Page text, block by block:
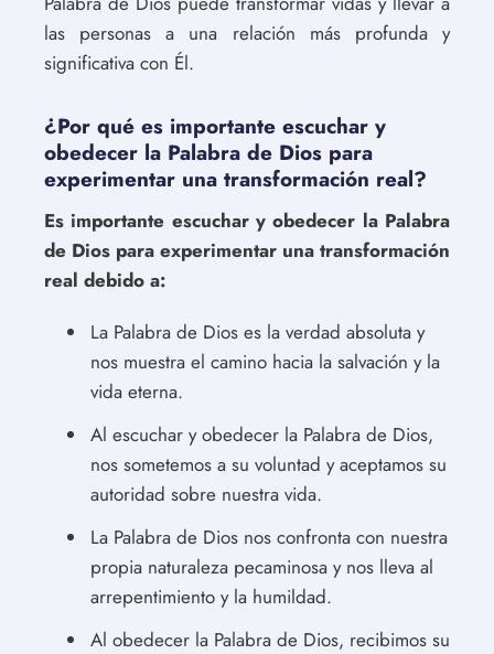
las personas a una relación más profunda y
significativa con Él.
¿Por qué es importante escuchar y
obedecer la Palabra de Dios para
experimentar una transformación real?
Es importante escuchar y obedecer la Palabra
de Dios para experimentar una transformación
real debido a:
La Palabra de Dios es la verdad absoluta y
nos muestra el camino hacia la salvación y la
vida eterna.
Al escuchar y obedecer la Palabra de Dios,
nos sometemos a su voluntad y aceptamos su
autoridad sobre nuestra vida.
La Palabra de Dios nos confronta con nuestra
propia naturaleza pecaminosa y nos lleva al
arrepentimiento y la humildad.
Al obedecer la Palabra de Dios, recibimos su